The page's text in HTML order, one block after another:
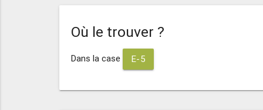
Où le trouver ?
Dans la case E-5